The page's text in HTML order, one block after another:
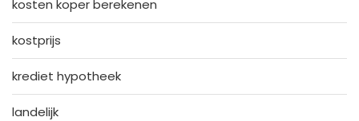
kosten koper berekenen
kostprijs
krediet hypotheek
landelijk